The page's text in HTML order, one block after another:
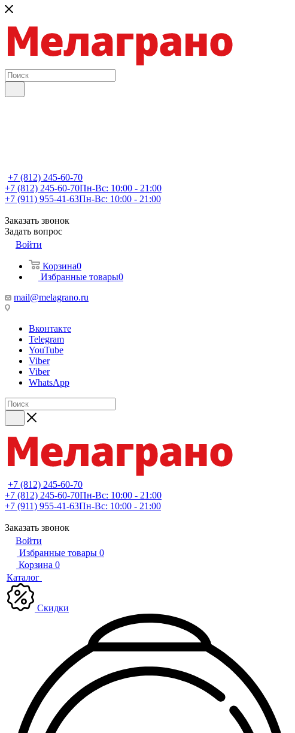
+7 (812) 245-60-70
+7 (812) 245-60-70Пн-Вс: 10:00 - 21:00
+7 (911) 955-41-63Пн-Вс: 10:00 - 21:00
Заказать звонок
Задать вопрос
Войти
Корзина0
Избранные товары0
mail@melagrano.ru
Вконтакте
Telegram
YouTube
Viber
Viber
WhatsApp
+7 (812) 245-60-70
+7 (812) 245-60-70Пн-Вс: 10:00 - 21:00
+7 (911) 955-41-63Пн-Вс: 10:00 - 21:00
Заказать звонок
Войти
Избранные товары 0
Корзина 0
Каталог
Скидки